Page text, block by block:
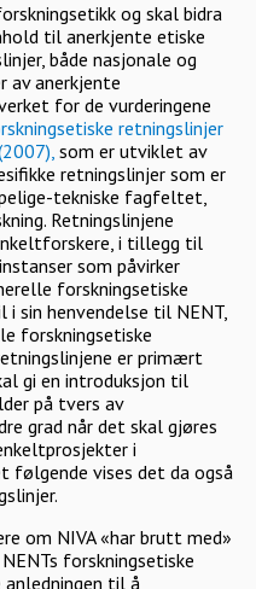
og skal bidra
til anerkjente etiske
både nasjonale og
av anerkjente
for de vurderingene
retningslinjer
som er utviklet av
retningslinjer som er
tekniske fagfeltet,
Retningslinjene
i tillegg til
som påvirker
forskningsetiske
sin henvendelse til NENT,
forskningsetiske
er primært
gi en introduksjon til
på tvers av
grad når det skal gjøres
i
følgende vises det da også
om NIVA «har brutt med»
forskningsetiske
til å